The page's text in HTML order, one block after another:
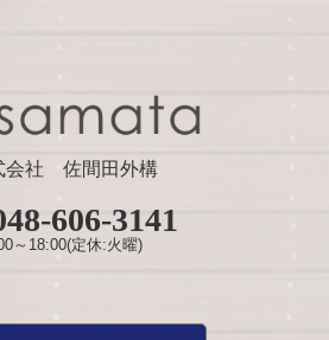
会社 佐間田外構
606-3141
～18:00(定休:火曜)